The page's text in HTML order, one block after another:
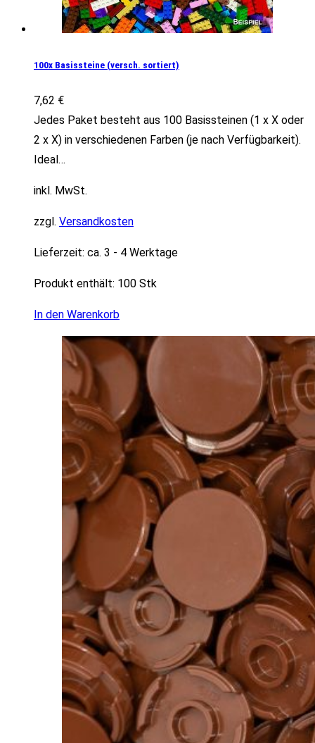
100x Basissteine (versch. sortiert)
7,62 €
Jedes Paket besteht aus 100 Basissteinen (1 x X oder
2 x X) in verschiedenen Farben (je nach Verfügbarkeit).
Ideal…
inkl. MwSt.
zzgl. Versandkosten
Lieferzeit: ca. 3 - 4 Werktage
Produkt enthält: 100 Stk
In den Warenkorb